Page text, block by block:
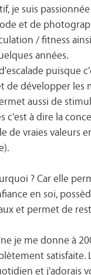
je suis
et de
/ fitness
années.
puisque
développer les
aussi de
c'est à dire la
de vraies valeurs
? Car elle
en soi,
et permet de
je me donne à
satisfaite.
et j'adorais